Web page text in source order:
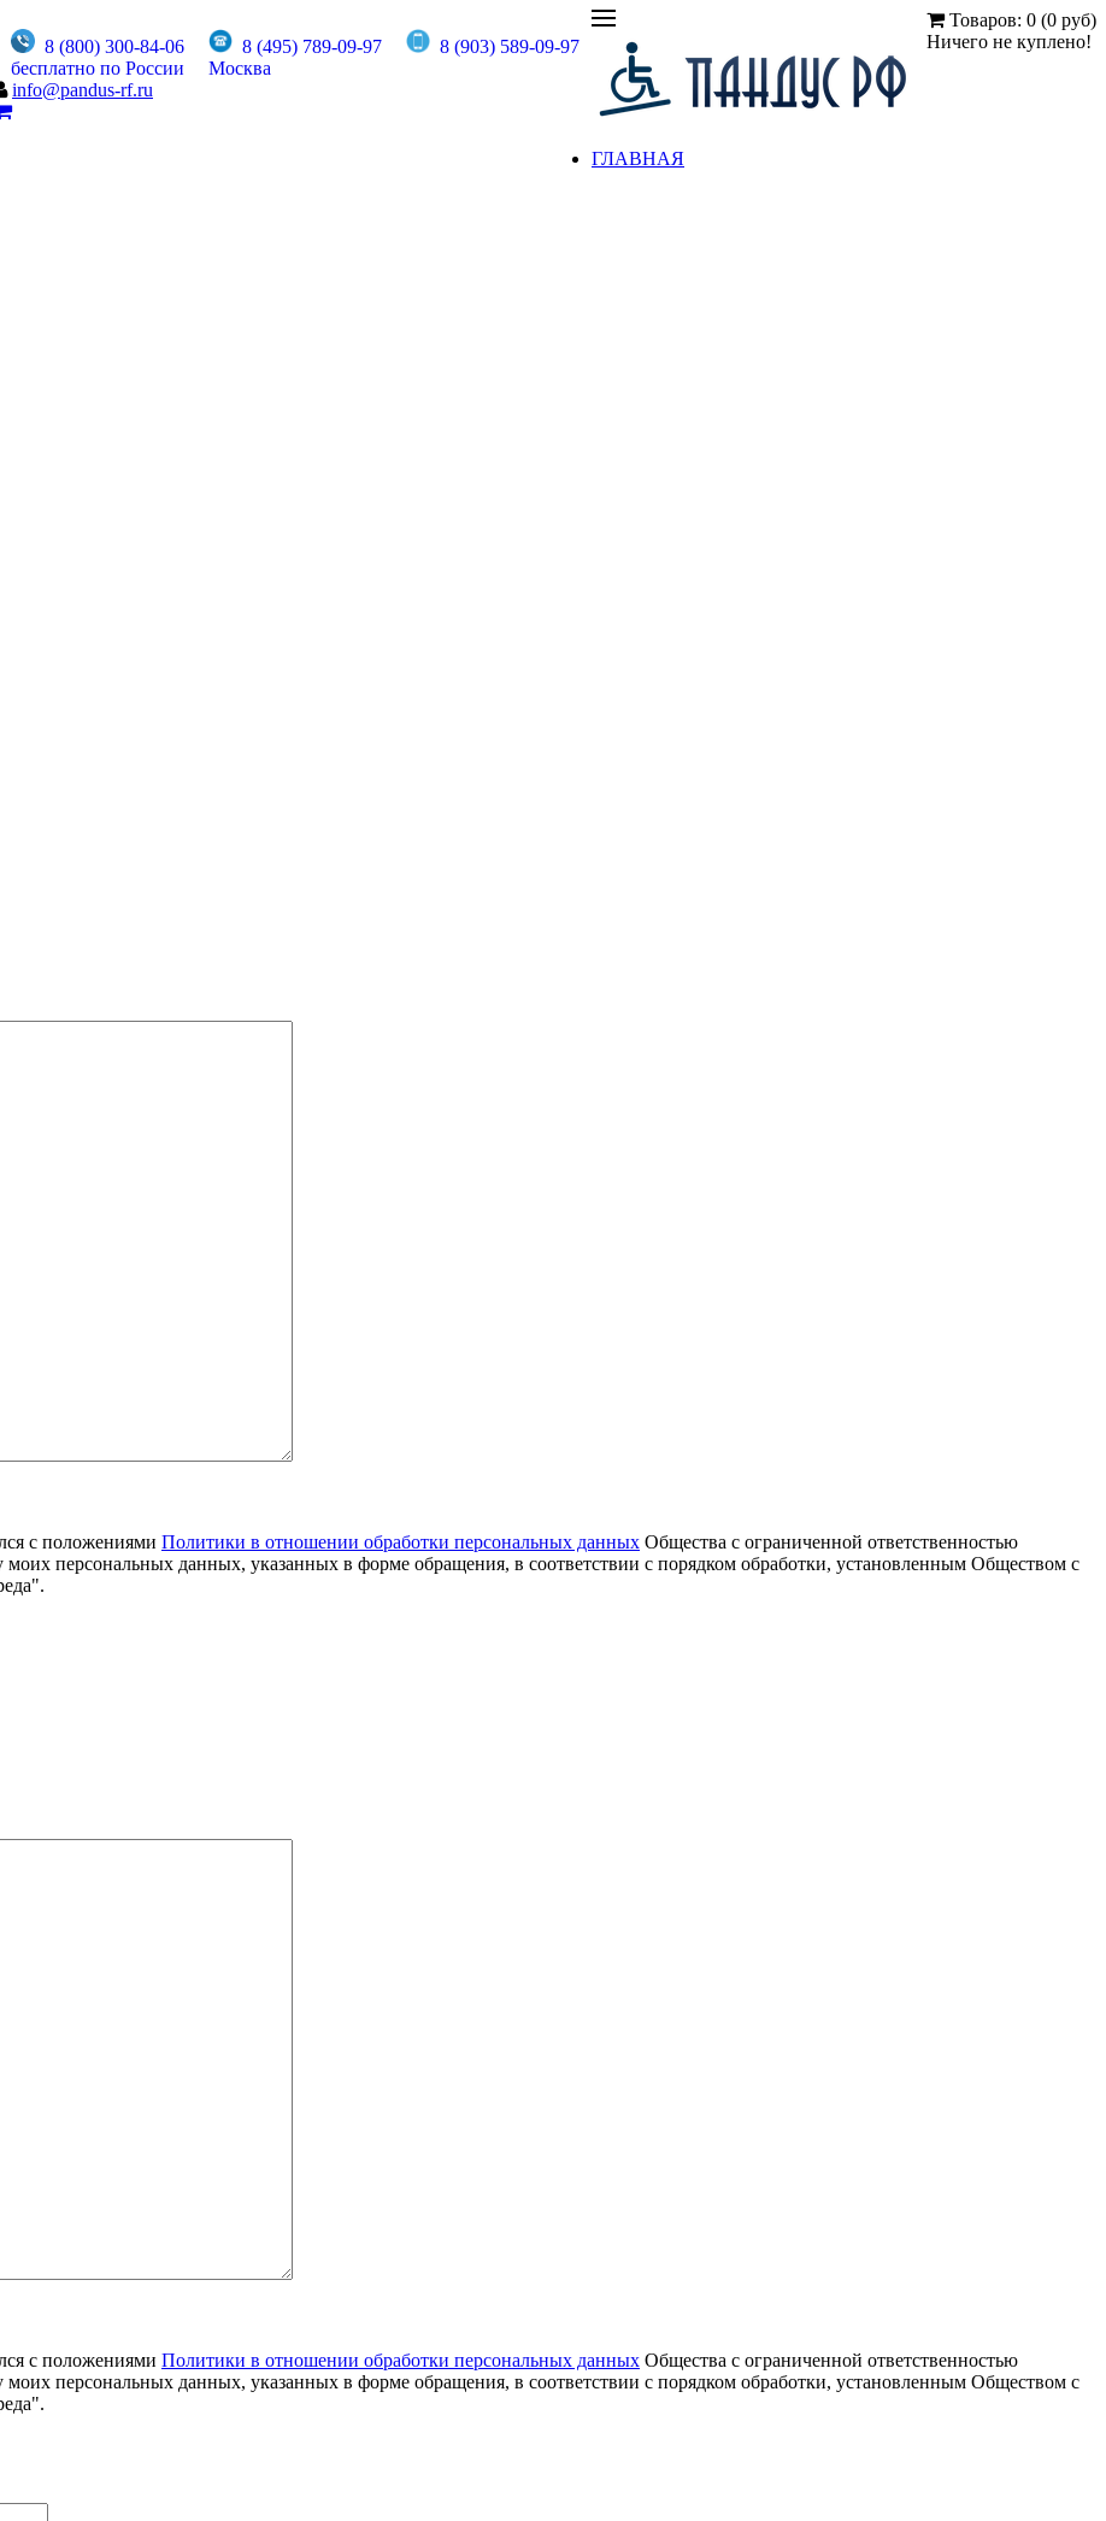
8 (800) 300-84-06
бесплатно по России
8 (495) 789-09-97
Москва
8 (903) 589-09-97
info@pandus-rf.ru
Товаров: 0 (0 руб)
Ничего не куплено!
ГЛАВНАЯ
с положениями Политики в отношении обработки персональных данных Общества с ограниченной ответственностью
персональных данных, указанных в форме обращения, в соответствии с порядком обработки, установленным Обществом с
с положениями Политики в отношении обработки персональных данных Общества с ограниченной ответственностью
персональных данных, указанных в форме обращения, в соответствии с порядком обработки, установленным Обществом с